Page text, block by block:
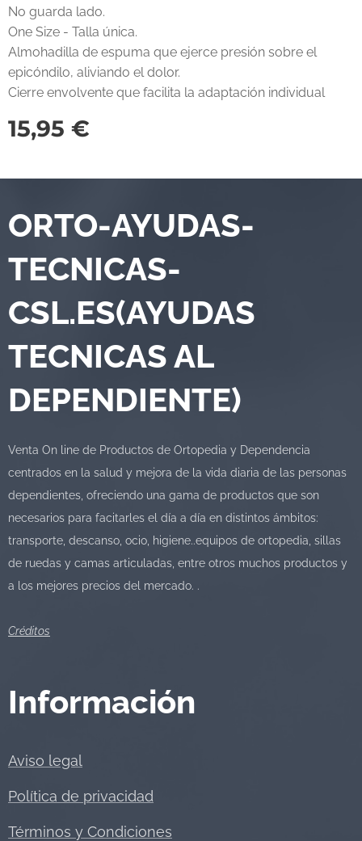
No guarda lado.
One Size - Talla única.
Almohadilla de espuma que ejerce presión sobre el
epicóndilo, aliviando el dolor.
Cierre envolvente que facilita la adaptación individual
15,95 €
ORTO-AYUDAS-
TECNICAS-
CSL.ES(AYUDAS
TECNICAS AL
DEPENDIENTE)
Venta On line de Productos de Ortopedia y Dependencia
centrados en la salud y mejora de la vida diaria de las personas
dependientes, ofreciendo una gama de productos que son
necesarios para facitarles el día a día en distintos ámbitos:
transporte, descanso, ocio, higiene..equipos de ortopedia, sillas
de ruedas y camas articuladas, entre otros muchos productos y
a los mejores precios del mercado. .
Créditos
Información
Aviso legal
Política de privacidad
Términos y Condiciones